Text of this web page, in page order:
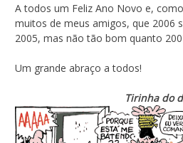
A todos um Feliz Ano Novo e,
muitos de meus amigos, que 2006
2005, mas não tão bom quanto
Um grande abraço a todos!
Tirinha do